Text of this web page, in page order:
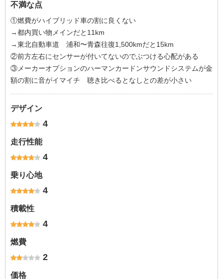
不満な点
①燃費がハイブリッド車の割に良くない
→都内買い物メインだと11km
→東北自動車道 浦和〜青森往復1,500kmだと15km
②前方左右にセンサーが付いてないのでぶつける心配がある
③メーカーオプションのハーマンカードンサウンドシステムが金
額の割に音がイマイチ 聴き比べるとなしとの差が小さい
デザイン
4
走行性能
4
乗り心地
4
積載性
4
燃費
2
価格